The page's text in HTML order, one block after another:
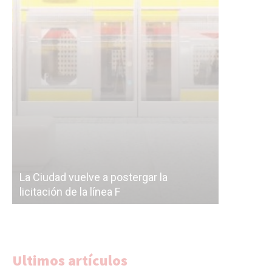
La Ciudad vuelve a postergar la
licitación de la línea F
Ultimos artículos